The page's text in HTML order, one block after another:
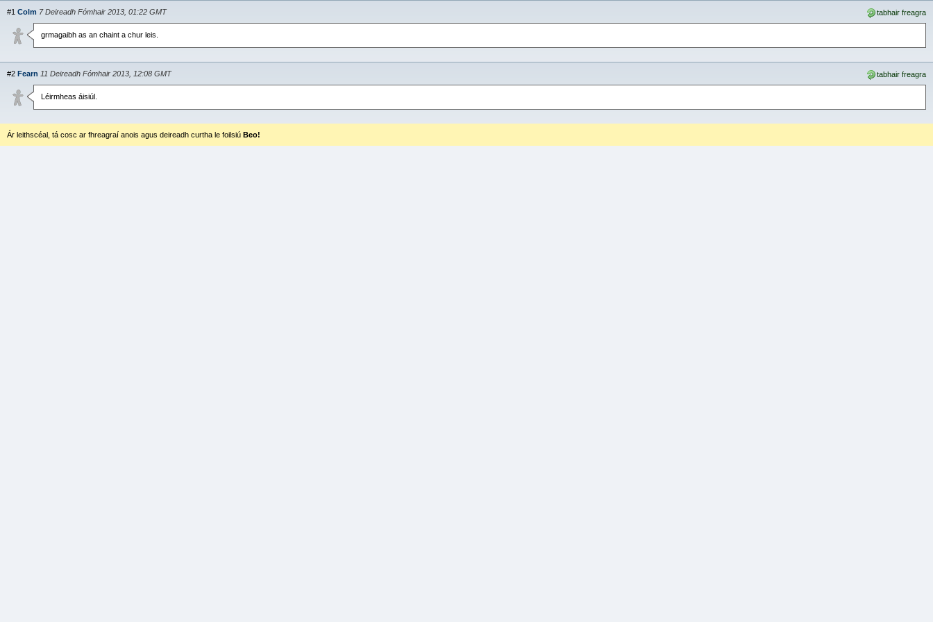
tabhair freagra
#1 Colm 7 Deireadh Fómhair 2013, 01:22 GMT
grmagaibh as an chaint a chur leis.
tabhair freagra
#2 Fearn 11 Deireadh Fómhair 2013, 12:08 GMT
Léirmheas áisiúl.
Ár leithscéal, tá cosc ar fhreagraí anois agus deireadh curtha le foilsiú Beo!